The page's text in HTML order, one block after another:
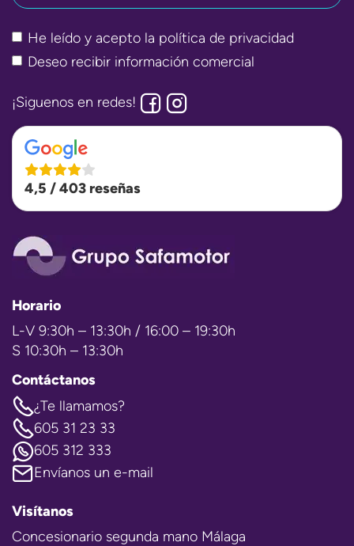
He leído y acepto la política de privacidad
Deseo recibir información comercial
¡Siguenos en redes!
4,5 / 403 reseñas
Horario
L-V 9:30h – 13:30h / 16:00 – 19:30h
S 10:30h – 13:30h
Contáctanos
¿Te llamamos?
605 31 23 33
605 312 333
Envíanos un e-mail
Visítanos
Concesionario segunda mano Málaga